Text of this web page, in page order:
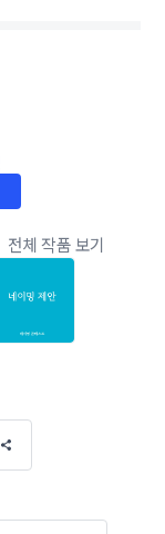
전체 작품 보기